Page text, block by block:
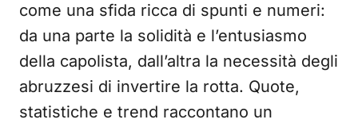
come una sfida ricca di spunti e numeri:
da una parte la solidità e l’entusiasmo
della capolista, dall’altra la necessità degli
abruzzesi di invertire la rotta. Quote,
statistiche e trend raccontano un